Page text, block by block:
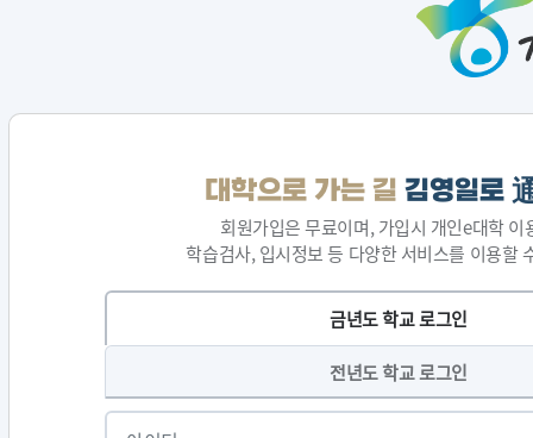
대학으로 가는 길 김영일로
회원가입은 무료이며, 가입시 개인e대학 이
학습검사, 입시정보 등 다양한 서비스를 이용할
금년도 학교 로그인
전년도 학교 로그인